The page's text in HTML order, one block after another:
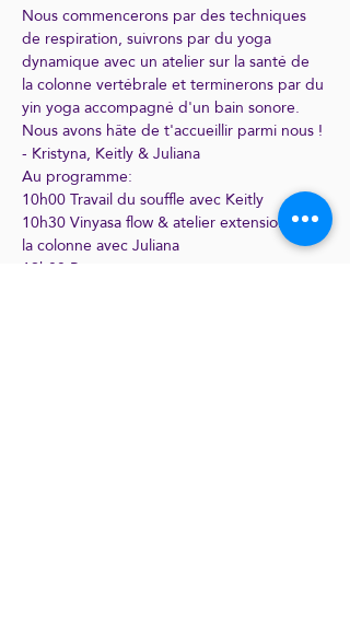
Nous commencerons par des techniques
de respiration, suivrons par du yoga
dynamique avec un atelier sur la santé de
la colonne vertébrale et terminerons par du
yin yoga accompagné d'un bain sonore.
Nous avons hâte de t'accueillir parmi nous !
- Kristyna, Keitly & Juliana
Au programme:
10h00 Travail du souffle avec Keitly
10h30 Vinyasa flow & atelier extension de
la colonne avec Juliana
12h00 Pause